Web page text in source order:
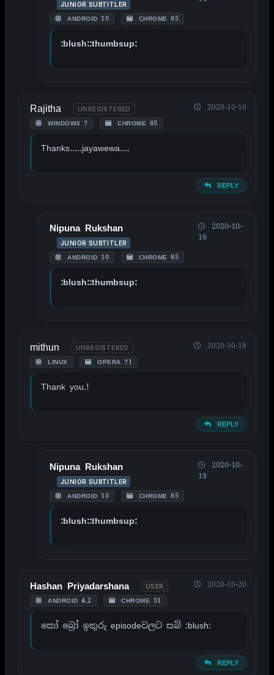
JUNIOR SUBTITLER
ANDROID 10 CHROME 85
:blush::thumbsup:
Rajitha UNREGISTERED
WINDOWS 7 CHROME 85
2020-10-16
Thanks…..jayawewa….
REPLY
Nipuna Rukshan
JUNIOR SUBTITLER
ANDROID 10 CHROME 85
2020-10-
16
:blush::thumbsup:
mithun UNREGISTERED
LINUX OPERA 71
2020-10-18
Thank you.!
REPLY
Nipuna Rukshan
JUNIOR SUBTITLER
ANDROID 10 CHROME 85
2020-10-
19
:blush::thumbsup:
Hashan Priyadarshana USER
ANDROID 4.2 CHROME 31
2020-10-20
කෝ බ්‍රෝ ඉතුරු episodeවලට සබ් :blush:
REPLY